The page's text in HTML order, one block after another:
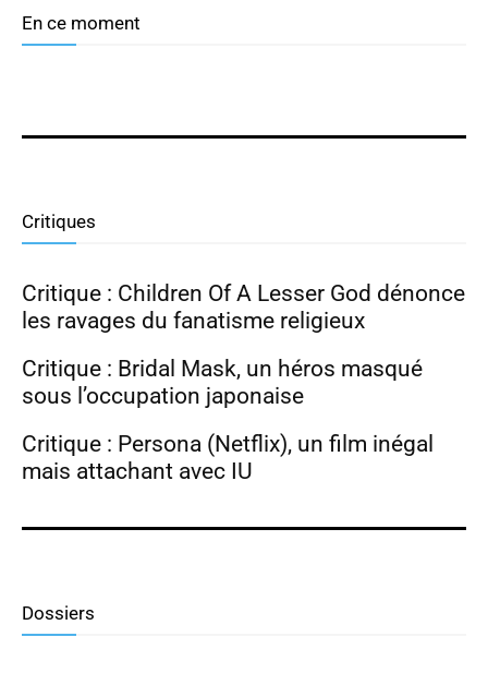
En ce moment
Critiques
Critique : Children Of A Lesser God dénonce
les ravages du fanatisme religieux
Critique : Bridal Mask, un héros masqué
sous l’occupation japonaise
Critique : Persona (Netflix), un film inégal
mais attachant avec IU
Dossiers